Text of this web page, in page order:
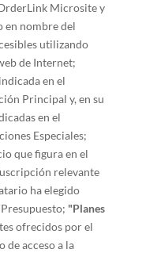
Microsite y
en nombre del
utilizando
de Internet;
en el
Principal y, en su
en el
Especiales;
que figura en el
relevante
ha elegido
"Planes
ofrecidos por el
de acceso a la